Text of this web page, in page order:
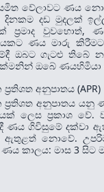
වේලාවට ණය
දිනකම දඩ මුදලක්
ප්‍රමාද වුවහොත්,
ණය මාරු
ඔබට ගැටළු තිබේ
ඔබේ
ප්‍රතිශත අනුපාතය (APR)
ප්‍රතිශත අනුපාතය යනු
ලෙස ප්‍රකාශ
ණය ගිවිසුමේ දක්වා
ඇතුළත් නොවේ.
ණය කාලය: මාස 3 සිට